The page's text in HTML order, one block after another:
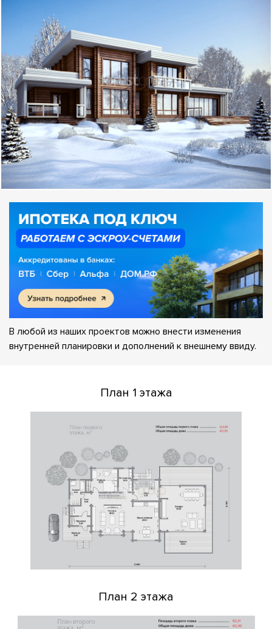
В любой из наших проектов можно внести изменения
внутренней планировки и дополнений к внешнему ввиду.
План 1 этажа
План 2 этажа